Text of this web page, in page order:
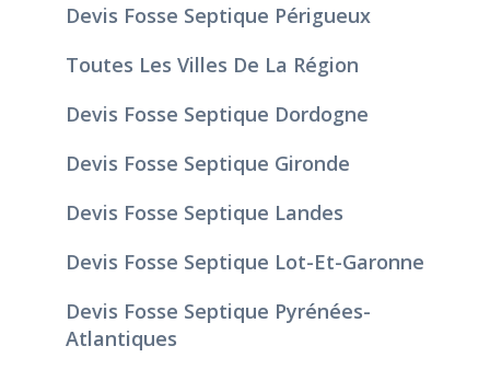
Devis Fosse Septique Périgueux
Toutes Les Villes De La Région
Devis Fosse Septique Dordogne
Devis Fosse Septique Gironde
Devis Fosse Septique Landes
Devis Fosse Septique Lot-Et-Garonne
Devis Fosse Septique Pyrénées-
Atlantiques